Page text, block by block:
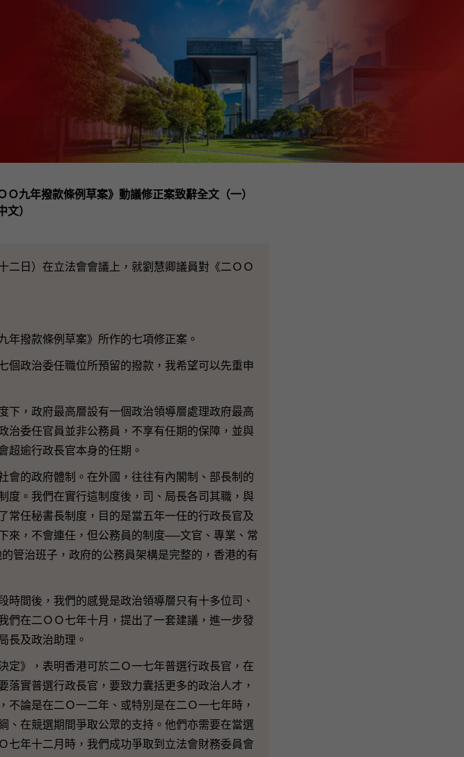
九年撥款條例草案》動議修正案致辭全文（一）
文）
日）在立法會會議上，就劉慧卿議員對《二ＯＯ
撥款條例草案》所作的七項修正案。
政治委任職位所預留的撥款，我希望可以先重申
，政府最高層設有一個政治領導層處理政府最高
治委任官員並非公務員，不享有任期的保障，並與
超逾行政長官本身的任期。
的政府體制。在外國，往往有內閣制、部長制的
度。我們在實行這制度後，司、局長各司其職，與
常任秘書長制度，目的是當五年一任的行政長官及
來，不會連任，但公務員的制度──文官、專業、常
管治班子，政府的公務員架構是完整的，香港的有
間後，我們的感覺是政治領導層只有十多位司、
們在二ＯＯ七年十月，提出了一套建議，進一步發
長及政治助理。
》，表明香港可於二Ｏ一七年普選行政長官，在
實普選行政長官，要致力囊括更多的政治人才，
論是在二Ｏ一二年、或特別是在二Ｏ一七年時，
、在競選期間爭取公眾的支持。他們亦需要在當選
七年十二月時，我們成功爭取到立法會財務委員會